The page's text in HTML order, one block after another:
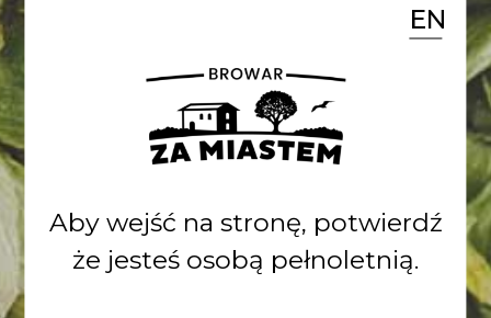
zakup urządzeń produkcyjnych.
technologii otrzymywania piwa z
wykorzystaniem naturalnych
zamienników słodu
zarządzająca to Bank
Gospodarstwa Krajowego.
Aby wejść na stronę, potwierdź
że jesteś osobą pełnoletnią.
EN